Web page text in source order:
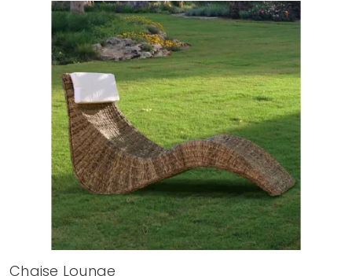
Chaise Lounge